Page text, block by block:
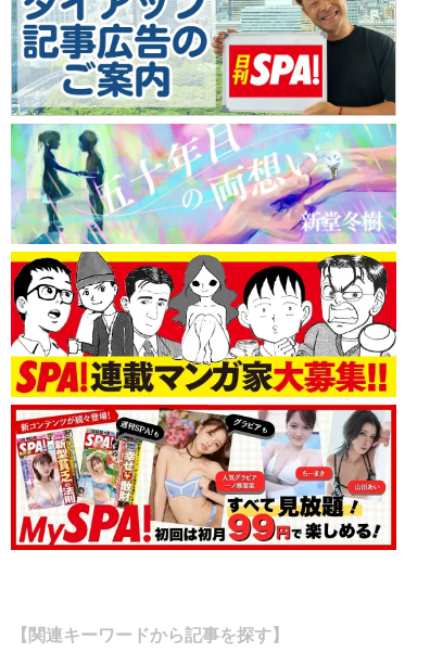
【関連キーワードから記事を探す】